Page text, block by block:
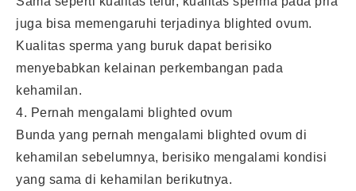
juga bisa memengaruhi terjadinya blighted ovum.
Kualitas sperma yang buruk dapat berisiko
menyebabkan kelainan perkembangan pada
kehamilan.
4. Pernah mengalami blighted ovum
Bunda yang pernah mengalami blighted ovum di
kehamilan sebelumnya, berisiko mengalami kondisi
yang sama di kehamilan berikutnya.